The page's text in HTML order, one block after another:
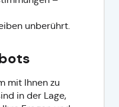
unberührt.
mit Ihnen zu
in der Lage,